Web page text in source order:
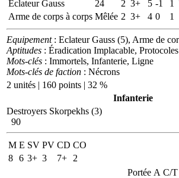
Eclateur Gauss
24 2 3+ 5 -1 1
Arme de corps à corps Mêlée 2 3+ 4 0 1
Equipement: Eclateur Gauss (5), Arme de
Aptitudes : Éradication Implacable,
Mots-clés : Immortels, Infanterie, Ligne
Mots-clés de faction : Nécrons
2 unités | 160 points | 32 %
Infanterie
Destroyers Skorpekhs (3)
90
M E SV PV CD CO
8 6 3+ 3 7+
2
Portée A C/T